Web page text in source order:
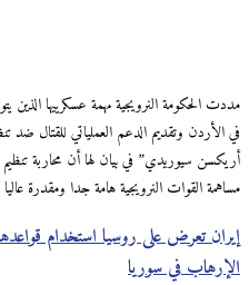
مددت الحكومة النرويجية مهمة عسكرييها
في الأردن وتقديم الدعم العملياتي للقتال ضد
أريكسن سيوريدي” في بيان لها أن محاربة تنظيم
مساهمة القوات النرويجية هامة جدا ومقدرة
إيران تعرض على روسيا استخدام قواعدها
الإرهاب في سوريا